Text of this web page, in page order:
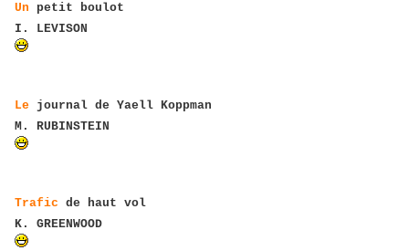
Un petit boulot
I. LEVISON
Le journal de Yaell Koppman
M. RUBINSTEIN
Trafic de haut vol
K. GREENWOOD